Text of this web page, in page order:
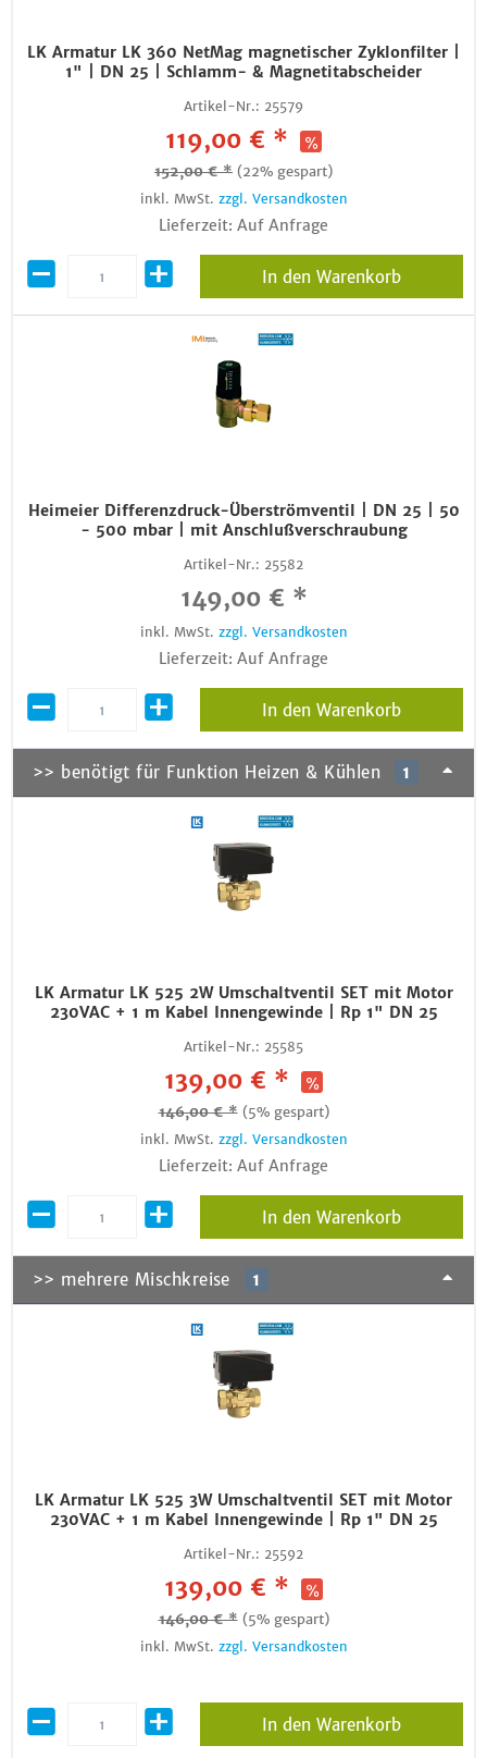
LK Armatur LK 360 NetMag magnetischer Zyklonfilter |
1" | DN 25 | Schlamm- & Magnetitabscheider
Artikel-Nr.: 25579
119,00 € *
152,00 € * (22% gespart)
inkl. MwSt. zzgl. Versandkosten
Lieferzeit: Auf Anfrage
In den Warenkorb
Heimeier Differenzdruck-Überströmventil | DN 25 | 50
- 500 mbar | mit Anschlußverschraubung
Artikel-Nr.: 25582
149,00 € *
inkl. MwSt. zzgl. Versandkosten
Lieferzeit: Auf Anfrage
In den Warenkorb
>> benötigt für Funktion Heizen & Kühlen 1
LK Armatur LK 525 2W Umschaltventil SET mit Motor
230VAC + 1 m Kabel Innengewinde | Rp 1" DN 25
Artikel-Nr.: 25585
139,00 € *
146,00 € * (5% gespart)
inkl. MwSt. zzgl. Versandkosten
Lieferzeit: Auf Anfrage
In den Warenkorb
>> mehrere Mischkreise 1
LK Armatur LK 525 3W Umschaltventil SET mit Motor
230VAC + 1 m Kabel Innengewinde | Rp 1" DN 25
Artikel-Nr.: 25592
139,00 € *
146,00 € * (5% gespart)
inkl. MwSt. zzgl. Versandkosten
In den Warenkorb